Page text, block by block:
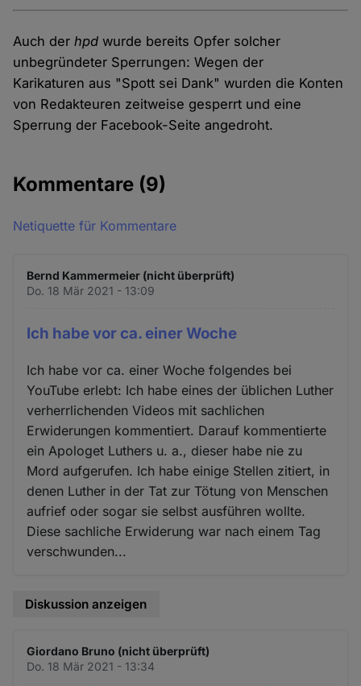
Auch derhpd wurde bereits Opfer solcher
unbegründeter Sperrungen: Wegen der
Karikaturen aus "Spott sei Dank" wurden die Konten
von Redakteuren zeitweise gesperrt und eine
Sperrung der Facebook-Seite angedroht.
Kommentare (9)
Netiquette für Kommentare
Bernd Kammermeier (nicht überprüft)
Do. 18 Mär 2021 - 13:09
Ich habe vor ca. einer Woche
Ich habe vor ca. einer Woche folgendes bei
YouTube erlebt: Ich habe eines der üblichen Luther
verherrlichenden Videos mit sachlichen
Erwiderungen kommentiert. Darauf kommentierte
ein Apologet Luthers u. a., dieser habe nie zu
Mord aufgerufen. Ich habe einige Stellen zitiert, in
denen Luther in der Tat zur Tötung von Menschen
aufrief oder sogar sie selbst ausführen wollte.
Diese sachliche Erwiderung war nach einem Tag
verschwunden...
Diskussion anzeigen
Giordano Bruno (nicht überprüft)
Do. 18 Mär 2021 - 13:34